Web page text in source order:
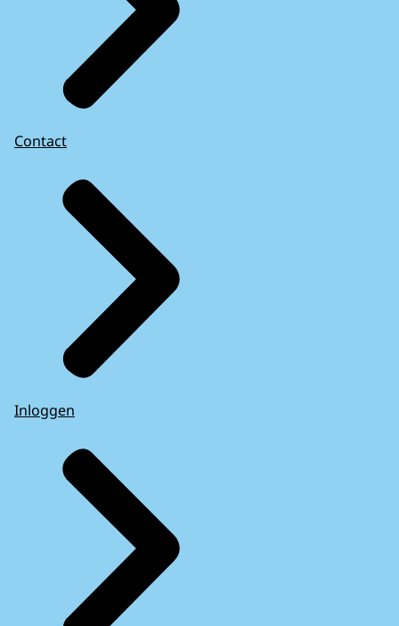
Contact
Inloggen